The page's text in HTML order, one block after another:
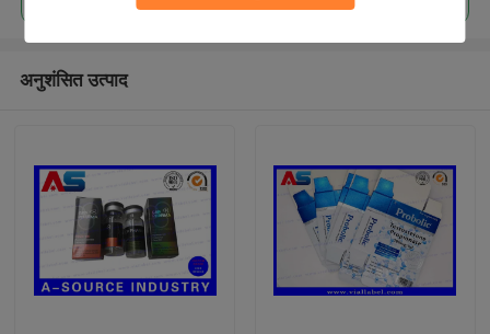
अनुशंसित उत्पाद